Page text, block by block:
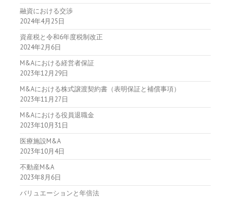
融資における交渉
2024年4月25日
資産税と令和6年度税制改正
2024年2月6日
M&Aにおける経営者保証
2023年12月29日
M&Aにおける株式譲渡契約書（表明保証と補償事項）
2023年11月27日
M&Aにおける役員退職金
2023年10月31日
医療施設M&A
2023年10月4日
不動産M&A
2023年8月6日
バリュエーションと年倍法